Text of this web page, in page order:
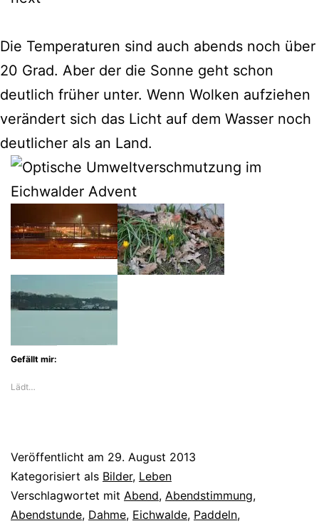
Die Temperaturen sind auch abends noch über
20 Grad. Aber der die Sonne geht schon
deutlich früher unter. Wenn Wolken aufziehen
verändert sich das Licht auf dem Wasser noch
deutlicher als an Land.
Gefällt mir:
Lädt…
Veröffentlicht am 29. August 2013
Kategorisiert als Bilder, Leben
Verschlagwortet mit Abend, Abendstimmung,
Abendstunde, Dahme, Eichwalde, Paddeln,